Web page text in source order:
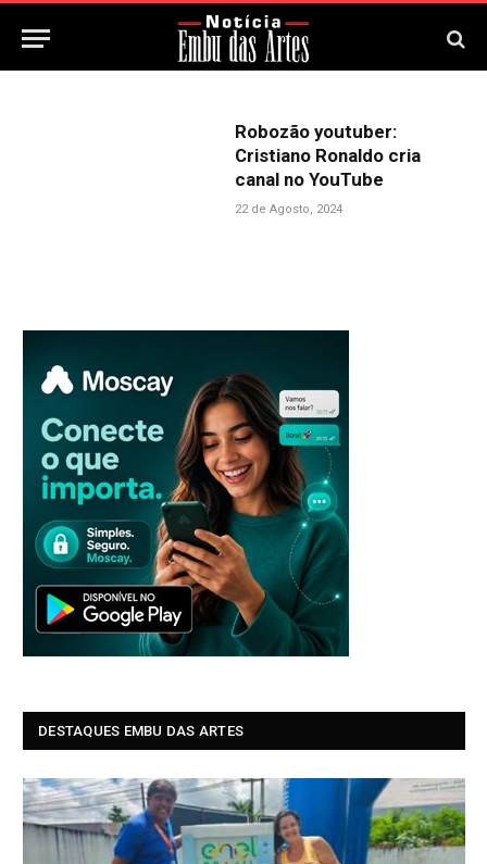
Robozão youtuber:
Cristiano Ronaldo cria
canal no YouTube
22 de Agosto, 2024
DESTAQUES EMBU DAS ARTES